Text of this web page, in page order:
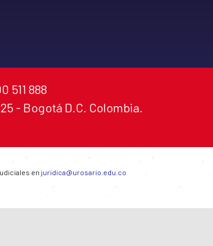
511 888
- Bogotá D.C. Colombia.
en juridica@urosario.edu.co